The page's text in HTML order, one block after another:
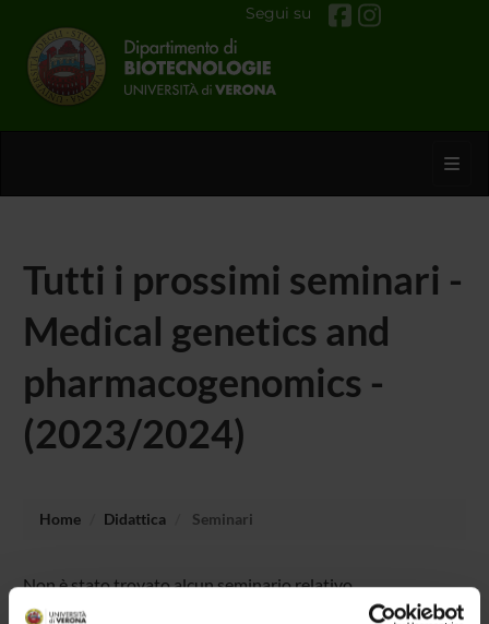
Segui su
Tutti i prossimi seminari -
Medical genetics and
pharmacogenomics -
(2023/2024)
Home Didattica Seminari
Non è stato trovato alcun seminario relativo
all'insegnamento Medical genetics and pharmacogenomics.